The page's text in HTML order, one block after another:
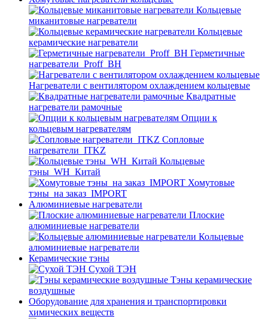
Кольцевые
миканитовые нагреватели
Кольцевые
керамические нагреватели
Герметичные
нагреватели_Proff_BH
Нагреватели с вентилятором охлаждением кольцевые
Квадратные
нагреватели рамочные
Опции к
кольцевым нагревателям
Cопловые
нагреватели_ITKZ
Кольцевые
тэны_WH_Китай
Хомутовые
тэны_на заказ_IMPORT
Алюминиевые нагреватели
Плоские
алюминиевые нагреватели
Кольцевые
алюминиевые нагреватели
Керамические тэны
Сухой ТЭН
Тэны керамические
воздушные
Оборудование для хранения и транспортировки
химических веществ